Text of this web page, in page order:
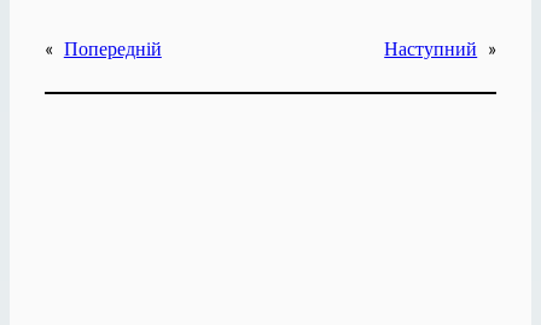
« Попередній Наступний »